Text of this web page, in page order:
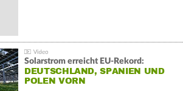
Solarstrom erreicht EU-Rekord:
DEUTSCHLAND, SPANIEN UND
POLEN VORN